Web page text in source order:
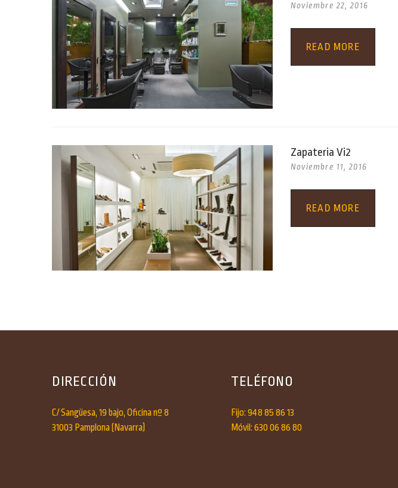
Noviembre 22, 2016
READ MORE
Zapateria Vi2
Noviembre 11, 2016
READ MORE
DIRECCIÓN
C/ Sangüesa, 19 bajo, Oficina nº 8
31003 Pamplona (Navarra)
TELÉFONO
Fijo: 948 85 86 13
Móvil: 630 06 86 80